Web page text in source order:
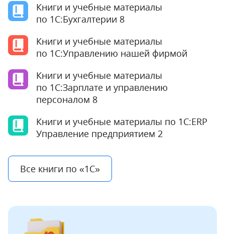
Книги и учебные материалы
по 1С:Бухгалтерии 8
Книги и учебные материалы
по 1С:Зарплате и управлению
персоналом 8
Книги и учебные материалы
по 1С:Управлению нашей фирмой
Книги и учебные материалы по 1С:ERP
Управление предприятием 2
Все книги по «1С»